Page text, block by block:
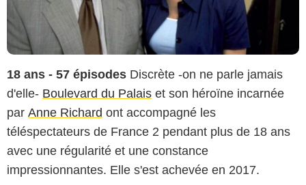
18 ans - 57 épisodes Discrète -on ne parle jamais
d'elle- Boulevard du Palais et son héroïne incarnée
par Anne Richard ont accompagné les
téléspectateurs de France 2 pendant plus de 18 ans
avec une régularité et une constance
impressionnantes. Elle s'est achevée en 2017.